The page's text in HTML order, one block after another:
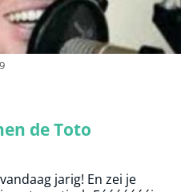
de Toto
jarig! En zei je